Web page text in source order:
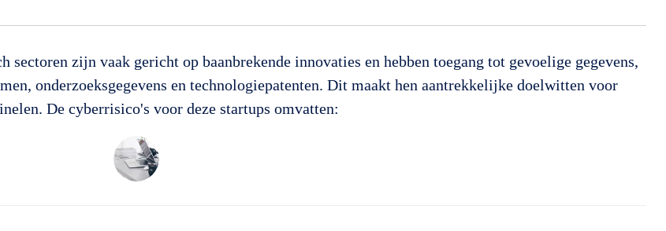
zijn vaak gericht op baanbrekende innovaties en hebben toegang tot gevoelige gegevens,
onderzoeksgegevens en technologiepatenten. Dit maakt hen aantrekkelijke doelwitten voor
De cyberrisico's voor deze startups omvatten: